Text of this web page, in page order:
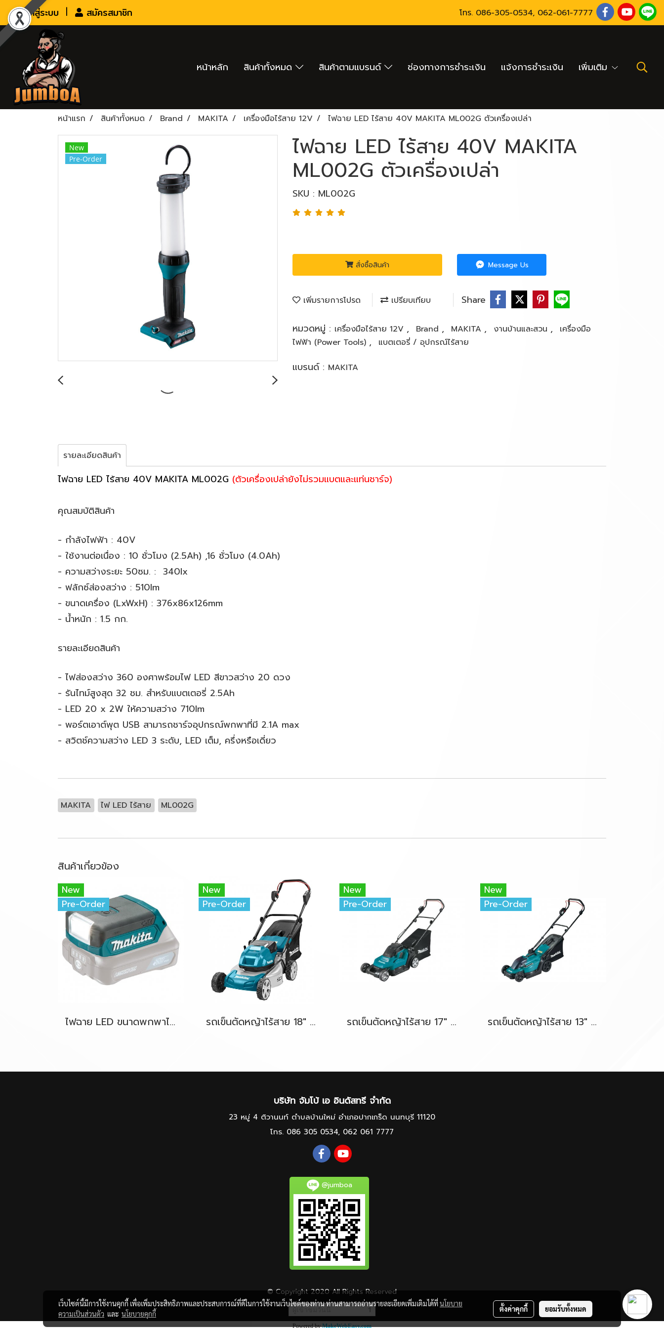
เข้าสู่ระบบ สมัครสมาชิก โทร. 086-305-0534, 062-061-7777
หน้าหลัก สินค้าทั้งหมด สินค้าตามแบรนด์ ช่องทางการชำระเงิน แจ้งการชำระเงิน เพิ่มเติม
หน้าแรก สินค้าทั้งหมด Brand MAKITA เครื่องมือไร้สาย 12V ไฟฉาย LED ไร้สาย 40V MAKITA ML002G ตัวเครื่องเปล่า
New
Pre-Order
ไฟฉาย LED ไร้สาย 40V MAKITA
ML002G ตัวเครื่องเปล่า
SKU : ML002G
สั่งซื้อสินค้า Message Us
เพิ่มรายการโปรด เปรียบเทียบ Share
หมวดหมู่ : เครื่องมือไร้สาย 12V , Brand , MAKITA , งานบ้านและสวน ,
เครื่องมือ
ไฟฟ้า (Power Tools) , แบตเตอรี่ / อุปกรณ์ไร้สาย
แบรนด์ : MAKITA
รายละเอียดสินค้า
ไฟฉาย LED ไร้สาย 40V MAKITA ML002G (ตัวเครื่องเปล่ายังไม่รวมแบตและแท่นชาร์จ)
คุณสมบัติสินค้า
- กำลังไฟฟ้า : 40V
- ใช้งานต่อเนื่อง : 10 ชั่วโมง (2.5Ah) ,16 ชั่วโมง (4.0Ah)
- ความสว่างระยะ 50ซม. : 340lx
- ฟลักซ์ส่องสว่าง : 510lm
- ขนาดเครื่อง (LxWxH) : 376x86x126mm
- น้ำหนัก : 1.5 กก.
รายละเอียดสินค้า
- ไฟส่องสว่าง 360 องศาพร้อมไฟ LED สีขาวสว่าง 20 ดวง
- รันไทม์สูงสุด 32 ชม. สำหรับแบตเตอรี่ 2.5Ah
- LED 20 x 2W ให้ความสว่าง 710lm
- พอร์ตเอาต์พุต USB สามารถชาร์จอุปกรณ์พกพาที่มี 2.1A max
- สวิตช์ความสว่าง LED 3 ระดับ, LED เต็ม, ครึ่งหรือเดี่ยว
MAKITA ไฟ LED ไร้สาย ML002G
สินค้าเกี่ยวข้อง
New
Pre-Order
ไฟฉาย LED ขนาดพกพาไร้สาย 12V MAKITA ML103 ตัวเครื่องเปล่า
New
Pre-Order
รถเข็นตัดหญ้าไร้สาย 18" 36V-BL (18Vx2) MAKITA DLM460Z ตัวเครื่องเปล่า
New
Pre-Order
รถเข็นตัดหญ้าไร้สาย 17" 36V-LXT (18Vx2) MAKITA DLM432Z ตัวเครื่องเปล่า
New
Pre-Order
รถเข็นตัดหญ้าไร้สาย 13" 18V-LXT MAKITA DLM330Z ตัวเครื่องเปล่า
บริษัท จัมโบ้ เอ อินดัสทรี จำกัด
23 หมู่ 4 ติวานนท์ ตำบลบ้านใหม่ อำเภอปากเกร็ด นนทบุรี 11120
โทร. 086 305 0534, 062 061 7777
@jumboa
© Copyright 2020 All Rights Reserved
ผู้เข้าชมวันนี้ 1
Powered byMakeWebEasy.com
เว็บไซต์นี้มีการใช้งานคุกกี้ เพื่อเพิ่มประสิทธิภาพและประสบการณ์ที่ดีในการใช้งานเว็บไซต์ของท่าน ท่านสามารถอ่านรายละเอียดเพิ่มเติมได้ที่นโยบาย
ความเป็นส่วนตัว และ นโยบายคุกกี้
ตั้งค่าคุกกี้ ยอมรับทั้งหมด